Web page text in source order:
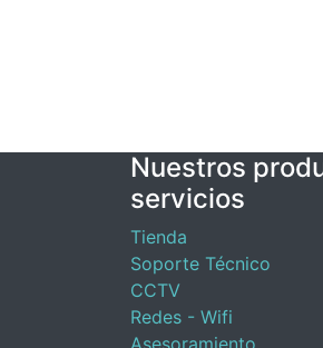
Nuestros
servicios
Tienda
Soporte Técnico
CCTV
Redes - Wifi
Asesoramiento